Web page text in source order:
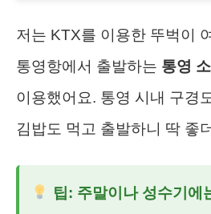
저는 KTX를 이용한 뚜벅이
통영항에서 출발하는 통영
이용했어요. 통영 시내 구경
김밥도 먹고 출발하니 딱 좋
팁: 주말이나 성수기에